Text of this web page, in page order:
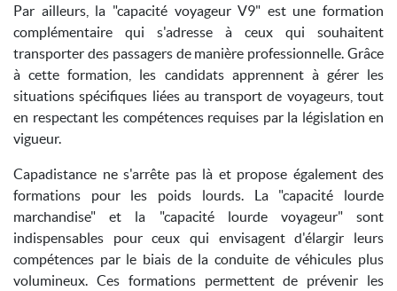
Par ailleurs, la "capacité voyageur V9" est une formation
complémentaire qui s'adresse à ceux qui souhaitent
transporter des passagers de manière professionnelle. Grâce
à cette formation, les candidats apprennent à gérer les
situations spécifiques liées au transport de voyageurs, tout
en respectant les compétences requises par la législation en
vigueur.
Capadistance ne s'arrête pas là et propose également des
formations pour les poids lourds. La "capacité lourde
marchandise" et la "capacité lourde voyageur" sont
indispensables pour ceux qui envisagent d'élargir leurs
compétences par le biais de la conduite de véhicules plus
volumineux. Ces formations permettent de prévenir les